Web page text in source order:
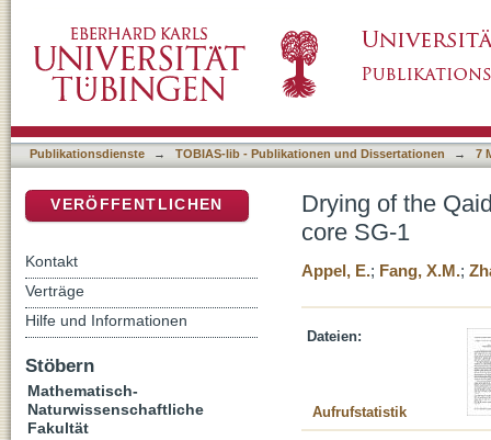
Publikationsdienste → TOBIAS-lib - Publikationen und Dissertationen → 7
Drying of the
core SG-1
Appel, E.; Fang, X.M.;
Dateien:
Aufrufstatistik
VERÖFFENTLICHEN
Kontakt
Verträge
Hilfe und Informationen
Stöbern
Mathematisch-
Naturwissenschaftliche
Fakultät